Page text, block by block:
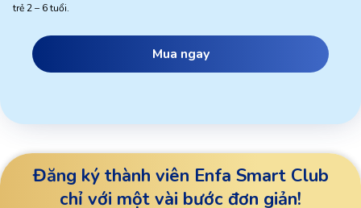
trẻ 2 – 6 tuổi.
Mua ngay
Đăng ký thành viên Enfa Smart Club
chỉ với một vài bước đơn giản!